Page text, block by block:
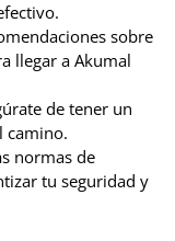
sobre
llegar a Akumal
de tener un
camino.
normas de
tu seguridad y